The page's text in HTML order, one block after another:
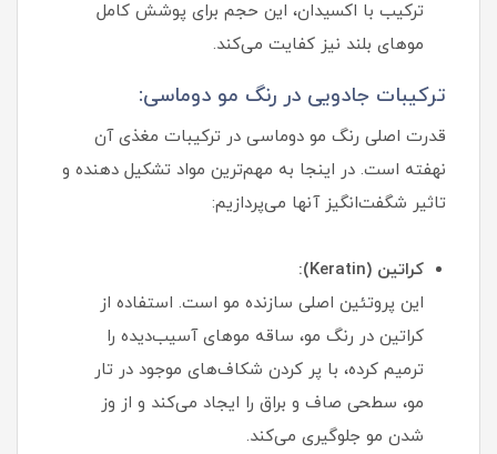
ترکیب با اکسیدان، این حجم برای پوشش کامل
موهای بلند نیز کفایت می‌کند.
ترکیبات جادویی در رنگ مو دوماسی:
قدرت اصلی رنگ مو دوماسی در ترکیبات مغذی آن
نهفته است. در اینجا به مهم‌ترین مواد تشکیل دهنده و
تاثیر شگفت‌انگیز آنها می‌پردازیم:
کراتین (Keratin):
این پروتئین اصلی سازنده مو است. استفاده از
کراتین در رنگ مو، ساقه موهای آسیب‌دیده را
ترمیم کرده، با پر کردن شکاف‌های موجود در تار
مو، سطحی صاف و براق را ایجاد می‌کند و از وز
شدن مو جلوگیری می‌کند.